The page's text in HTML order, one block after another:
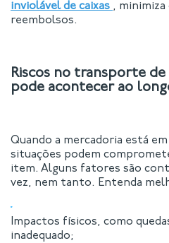
inviolável de caixas , minimiza
reembolsos.
Riscos no transporte de
pode acontecer ao
Quando a mercadoria está
situações podem
item. Alguns fatores são
vez, nem tanto. Entenda
Impactos físicos, como
inadequado;